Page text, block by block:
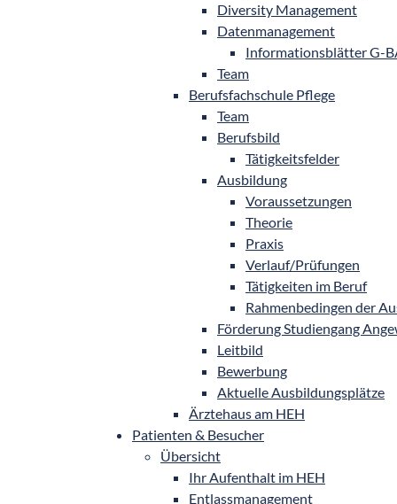
Diversity Management
Datenmanagement
Informationsblätter G-
Team
Berufsfachschule Pflege
Team
Berufsbild
Tätigkeitsfelder
Ausbildung
Voraussetzungen
Theorie
Praxis
Verlauf/Prüfungen
Tätigkeiten im Beruf
Rahmenbedingen der
Förderung Studiengang
Leitbild
Bewerbung
Aktuelle Ausbildungsplätze
Ärztehaus am HEH
Patienten & Besucher
Übersicht
Ihr Aufenthalt im HEH
Entlassmanagement